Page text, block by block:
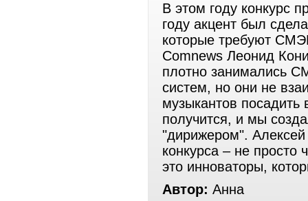
В этом году конкурс
году акцент был
которые требуют
Comnews Леонид
плотно занимались
систем, но они не
музыкантов
получится, и мы
"дирижером". Алексей
конкурса – не просто
это инноваторы,
Автор: Анна